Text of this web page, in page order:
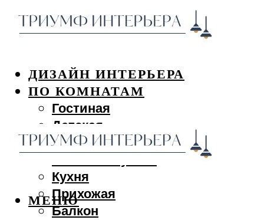
ДИЗАЙН ИНТЕРЬЕРА
ПО КОМНАТАМ
Гостиная
Детская
Спальня
Кухня
Прихожая
Балкон
МЕНЮ